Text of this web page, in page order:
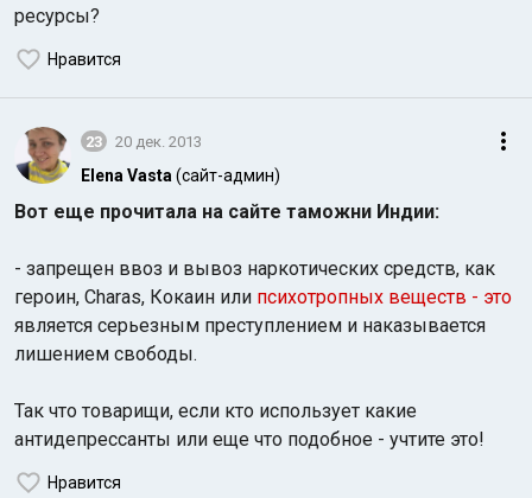
ресурсы?
Нравится
23 20 дек. 2013
Elena Vasta (сайт-админ)
Вот еще прочитала на сайте таможни Индии:
- запрещен ввоз и вывоз наркотических средств, как
героин, Charas, Кокаин или психотропных веществ - это
является серьезным преступлением и наказывается
лишением свободы.
Так что товарищи, если кто использует какие
антидепрессанты или еще что подобное - учтите это!
Нравится